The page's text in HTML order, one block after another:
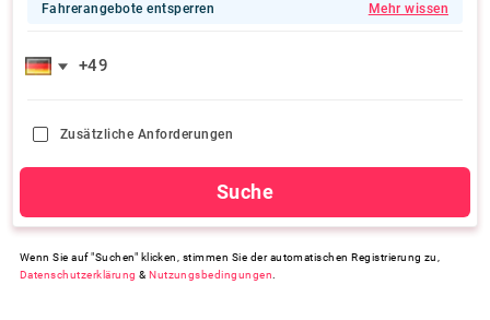
Fahrerangebote entsperren Mehr wissen
Zusätzliche Anforderungen
Suche
Wenn Sie auf "Suchen" klicken, stimmen Sie der automatischen Registrierung zu,
Datenschutzerklärung &Nutzungsbedingungen